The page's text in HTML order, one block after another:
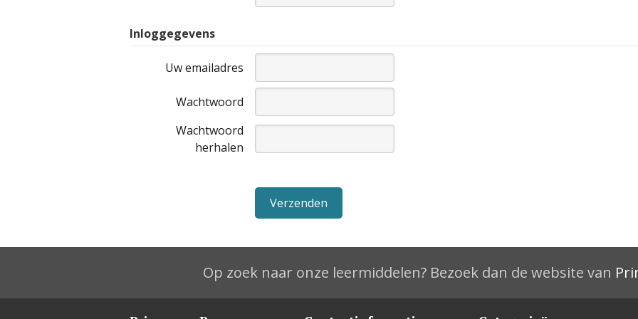
Inloggegevens
Uw emailadres
Wachtwoord
Wachtwoord
herhalen
Op zoek naar onze leermiddelen? Bezoek dan de website van